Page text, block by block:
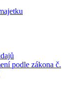
podle zákona č.